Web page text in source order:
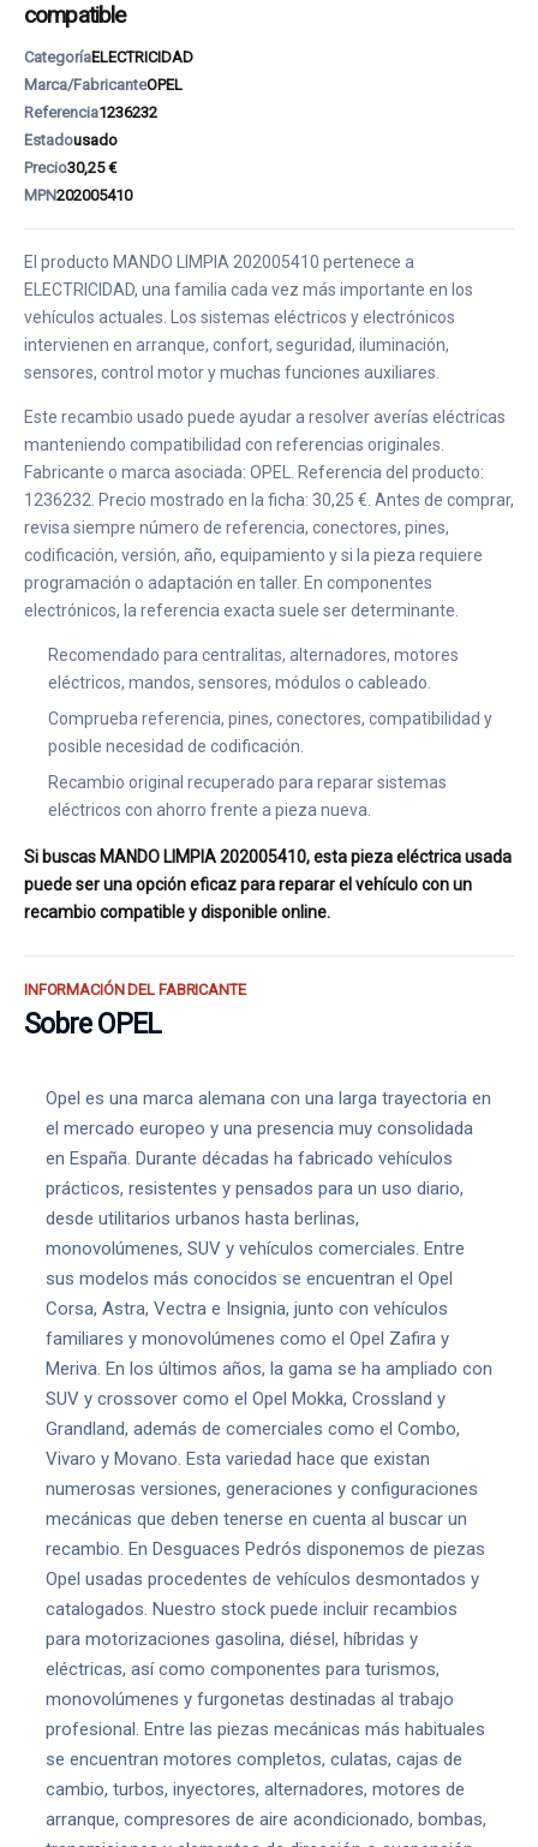
compatible
CategoríaELECTRICIDAD
Marca/FabricanteOPEL
Referencia1236232
Estadousado
Precio30,25 €
MPN202005410
El producto MANDO LIMPIA 202005410 pertenece a
ELECTRICIDAD, una familia cada vez más importante en los
vehículos actuales. Los sistemas eléctricos y electrónicos
intervienen en arranque, confort, seguridad, iluminación,
sensores, control motor y muchas funciones auxiliares.
Este recambio usado puede ayudar a resolver averías eléctricas
manteniendo compatibilidad con referencias originales.
Fabricante o marca asociada: OPEL. Referencia del producto:
1236232. Precio mostrado en la ficha: 30,25 €. Antes de comprar,
revisa siempre número de referencia, conectores, pines,
codificación, versión, año, equipamiento y si la pieza requiere
programación o adaptación en taller. En componentes
electrónicos, la referencia exacta suele ser determinante.
Recomendado para centralitas, alternadores, motores
eléctricos, mandos, sensores, módulos o cableado.
Comprueba referencia, pines, conectores, compatibilidad y
posible necesidad de codificación.
Recambio original recuperado para reparar sistemas
eléctricos con ahorro frente a pieza nueva.
Si buscas MANDO LIMPIA 202005410, esta pieza eléctrica usada
puede ser una opción eficaz para reparar el vehículo con un
recambio compatible y disponible online.
INFORMACIÓN DEL FABRICANTE
Sobre OPEL
Opel es una marca alemana con una larga trayectoria en
el mercado europeo y una presencia muy consolidada
en España. Durante décadas ha fabricado vehículos
prácticos, resistentes y pensados para un uso diario,
desde utilitarios urbanos hasta berlinas,
monovolúmenes, SUV y vehículos comerciales. Entre
sus modelos más conocidos se encuentran el Opel
Corsa, Astra, Vectra e Insignia, junto con vehículos
familiares y monovolúmenes como el Opel Zafira y
Meriva. En los últimos años, la gama se ha ampliado con
SUV y crossover como el Opel Mokka, Crossland y
Grandland, además de comerciales como el Combo,
Vivaro y Movano. Esta variedad hace que existan
numerosas versiones, generaciones y configuraciones
mecánicas que deben tenerse en cuenta al buscar un
recambio. En Desguaces Pedrós disponemos de piezas
Opel usadas procedentes de vehículos desmontados y
catalogados. Nuestro stock puede incluir recambios
para motorizaciones gasolina, diésel, híbridas y
eléctricas, así como componentes para turismos,
monovolúmenes y furgonetas destinadas al trabajo
profesional. Entre las piezas mecánicas más habituales
se encuentran motores completos, culatas, cajas de
cambio, turbos, inyectores, alternadores, motores de
arranque, compresores de aire acondicionado, bombas,